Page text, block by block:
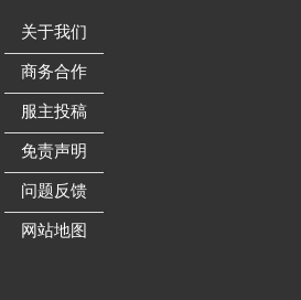
关于我们
——————
商务合作
——————
服主投稿
——————
免责声明
——————
问题反馈
——————
网站地图